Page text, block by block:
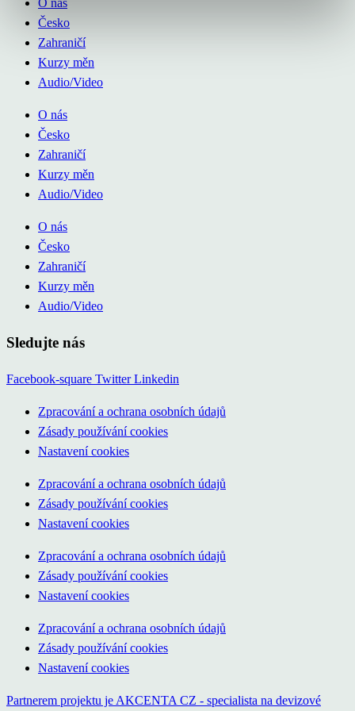
O nás
Česko
Zahraničí
Kurzy měn
Audio/Video
O nás
Česko
Zahraničí
Kurzy měn
Audio/Video
O nás
Česko
Zahraničí
Kurzy měn
Audio/Video
Sledujte nás
Facebook-square Twitter Linkedin
Zpracování a ochrana osobních údajů
Zásady používání cookies
Nastavení cookies
Zpracování a ochrana osobních údajů
Zásady používání cookies
Nastavení cookies
Zpracování a ochrana osobních údajů
Zásady používání cookies
Nastavení cookies
Zpracování a ochrana osobních údajů
Zásady používání cookies
Nastavení cookies
Partnerem projektu je AKCENTA CZ - specialista na devizové